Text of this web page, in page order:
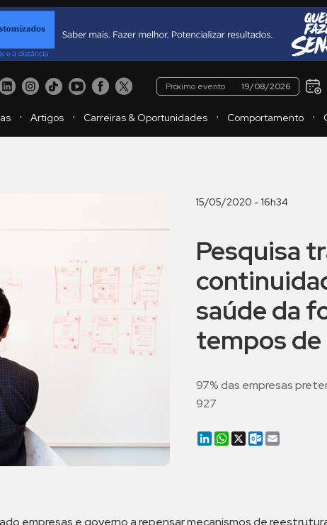
Próximo evento 19/08/2026
・ Artigos ・ Carreiras & Oportunidades ・ Comportamento ・
15/05/2020 - 16h34
Pesquisa
saúde da
tempos
97% das empresas
927
LinkedIn
WhatsApp
X Email